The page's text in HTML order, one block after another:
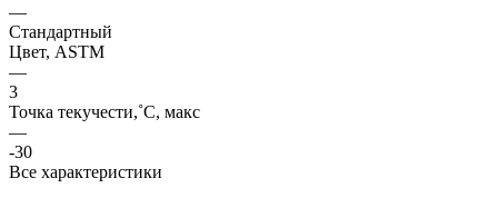
—
Стандартный
Цвет, ASTM
—
3
Точка текучести,˚C, макс
—
-30
Все характеристики